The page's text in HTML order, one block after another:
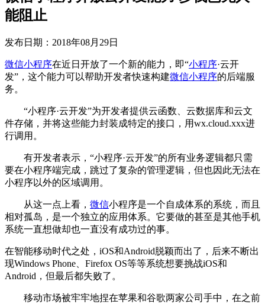
能阻止
发布日期： 2018年08月29日
微信小程序在近日开放了一个新的能力，即“小程序·云开
发”，这个能力可以帮助开发者快速构建微信小程序的后端服
务。
“小程序·云开发”为开发者提供云函数、云数据库和云文
件存储，并将这些能力封装成特定的接口，用wx.cloud.xxx进
行调用。
有开发者表示，“小程序·云开发”的所有业务逻辑都只需
要在小程序端完成，跳过了复杂的管理逻辑，但也因此无法在
小程序以外的区域调用。
从这一点上看， 微信小程序是一个自成体系的系统，而且
相对孤岛，是一个独立的应用体系。它要做的甚至是其他手机
系统一直想做却也一直没有成功过的事。
在智能移动时代之处，iOS和Android脱颖而出了，后来不断出
现Windows Phone、Firefox OS等等系统想要挑战iOS和
Android，但最后都失败了。
移动市场被牢牢地捏在苹果和谷歌两家公司手中，在之前